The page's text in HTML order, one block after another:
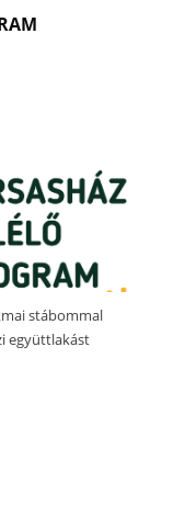
stábommal
együttlakást